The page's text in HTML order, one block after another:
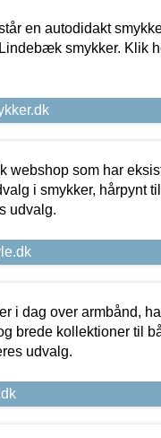
en autodidakt
smykker. Klik
webshop som har
i smykker, hårpynt
udvalg.
i dag over armbånd,
brede kollektioner til
udvalg.